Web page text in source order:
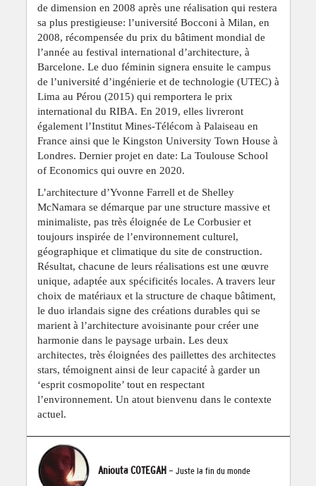
de dimension en 2008 après une réalisation qui restera
sa plus prestigieuse: l’université Bocconi à Milan, en
2008, récompensée du prix du bâtiment mondial de
l’année au festival international d’architecture, à
Barcelone. Le duo féminin signera ensuite le campus
de l’université d’ingénierie et de technologie (UTEC) à
Lima au Pérou (2015) qui remportera le prix
international du RIBA. En 2019, elles livreront
également l’Institut Mines-Télécom à Palaiseau en
France ainsi que le Kingston University Town House à
Londres. Dernier projet en date: La Toulouse School
of Economics qui ouvre en 2020.
L’architecture d’Yvonne Farrell et de Shelley
McNamara se démarque par une structure massive et
minimaliste, pas très éloignée de Le Corbusier et
toujours inspirée de l’environnement culturel,
géographique et climatique du site de construction.
Résultat, chacune de leurs réalisations est une œuvre
unique, adaptée aux spécificités locales. A travers leur
choix de matériaux et la structure de chaque bâtiment,
le duo irlandais signe des créations durables qui se
marient à l’architecture avoisinante pour créer une
harmonie dans le paysage urbain. Les deux
architectes, très éloignées des paillettes des architectes
stars, témoignent ainsi de leur capacité à garder un
‘esprit cosmopolite’ tout en respectant
l’environnement. Un atout bienvenu dans le contexte
actuel.
Aniouta COTEGAH - Juste la fin du monde